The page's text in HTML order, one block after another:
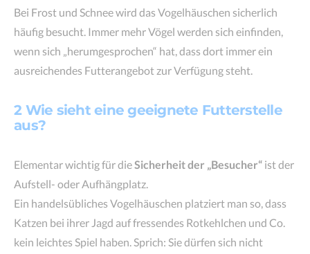
Bei Frost und Schnee wird das Vogelhäuschen sicherlich
häufig besucht. Immer mehr Vögel werden sich einfinden,
wenn sich „herumgesprochen“ hat, dass dort immer ein
ausreichendes Futterangebot zur Verfügung steht.
2 Wie sieht eine geeignete Futterstelle
aus?
Elementar wichtig für dieSicherheit der „Besucher“ ist der
Aufstell- oder Aufhängplatz.
Ein handelsübliches Vogelhäuschen platziert man so, dass
Katzen bei ihrer Jagd auf fressendes Rotkehlchen und Co.
kein leichtes Spiel haben. Sprich: Sie dürfen sich nicht